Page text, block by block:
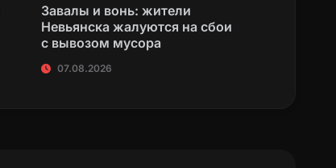
Завалы и вонь: жители
Невьянска жалуются на сбои
с вывозом мусора
07.08.2026